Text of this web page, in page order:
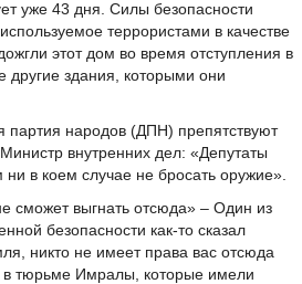
уже 43 дня. Силы безопасности
террористами в качестве
этот дом во время отступления в
другие здания, которыми они
партия народов (ДПН) препятствуют
внутренних дел: «Депутаты
в коем случае не бросать оружие».
сможет выгнать отсюда» – Один из
безопасности как-то сказал
никто не имеет права вас отсюда
в тюрьме Имралы, которые имели